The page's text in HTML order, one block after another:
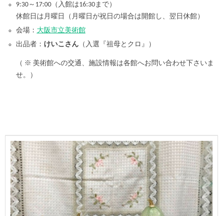
9:30～17:00（入館は16:30まで）
休館日は月曜日（月曜日が祝日の場合は開館し、翌日休館）
会場： 大阪市立美術館
出品者： けいこさん（入選『祖母とクロ』）
（ ※ 美術館への交通、施設情報は各館へお問い合わせ下さいま
せ。）